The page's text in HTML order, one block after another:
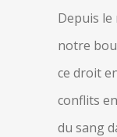
Depuis le
notre
ce droit
conflits
du sang